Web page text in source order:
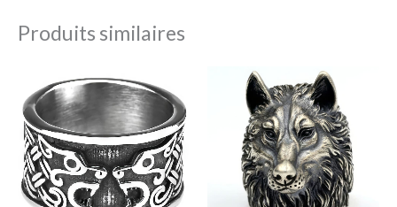
Produits similaires